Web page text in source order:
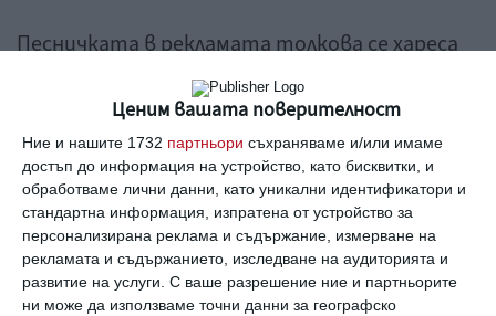
Ценим вашата поверителност
Ние и нашите 1732 партньори съхраняваме и/или имаме
достъп до информация на устройство, като бисквитки, и
обработваме лични данни, като уникални идентификатори и
стандартна информация, изпратена от устройство за
персонализирана реклама и съдържание, измерване на
рекламата и съдържанието, изследване на аудиторията и
развитие на услуги. С ваше разрешение ние и партньорите
ни може да използваме точни данни за географско
Песничката в рекламата толкова се хареса
на публиката, че бе кръстена от феновете
„Всичко от мен“, а Леджънт получи хиляди
похвали за композирането ѝ. И тук идва
изненадата – неочаквано, Криси Тийгън
сподели в социалните мрежи, че не съпругът
ѝ, а тя е автор на песничката. Вкъщи я
наричали „Песен на миришещото ако“ и е
сътворена още докато Луна била малка, а